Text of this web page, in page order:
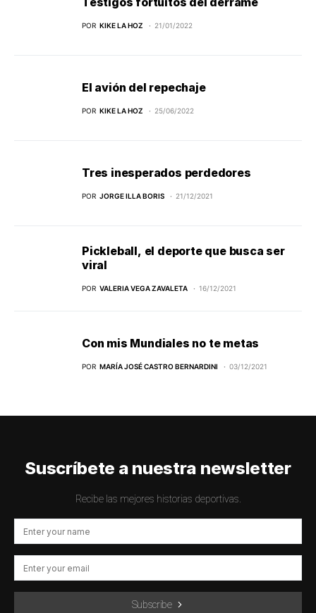
POR KIKE LA HOZ 21/01/2022
El avión del repechaje
POR KIKE LA HOZ 25/06/2022
Tres inesperados perdedores
POR JORGE ILLA BORIS 21/12/2021
Pickleball, el deporte que busca ser
viral
POR VALERIA VEGA ZAVALETA 16/12/2021
Con mis Mundiales no te metas
POR MARÍA JOSÉ CASTRO BERNARDINI 03/12/2021
Suscríbete a nuestra newsletter
Recibe las mejores historias deportivas.
Subscribe